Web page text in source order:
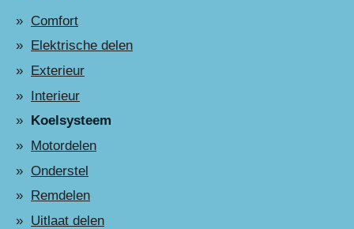
Comfort
Elektrische delen
Exterieur
Interieur
Koelsysteem
Motordelen
Onderstel
Remdelen
Uitlaat delen